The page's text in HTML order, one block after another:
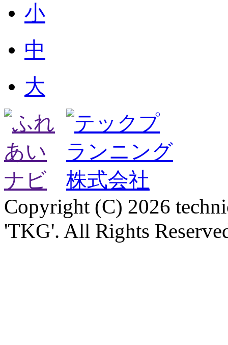
小
中
大
Copyright (C) 2026
'TKG'. All Rights